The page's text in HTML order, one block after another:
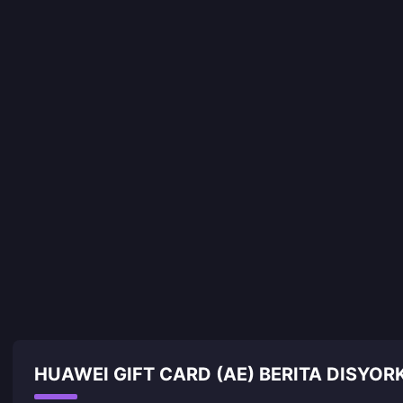
HUAWEI GIFT CARD (AE) BERITA